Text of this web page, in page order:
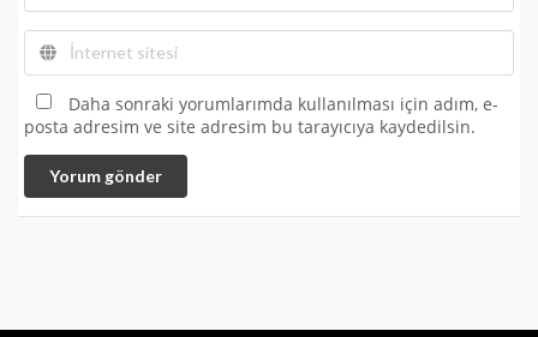
Daha sonraki yorumlarımda kullanılması için adım, e-
posta adresim ve site adresim bu tarayıcıya kaydedilsin.
Yorum gönder